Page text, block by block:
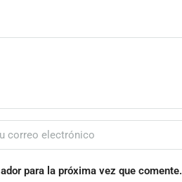
para la próxima vez que comente.